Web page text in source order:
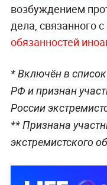
возбуждением
дела, связанного с
обязанностей
* Включён в
РФ и признан
России
** Признана
экстремистского